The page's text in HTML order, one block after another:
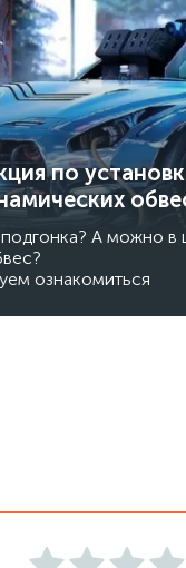
по
А можно в
ознакомиться